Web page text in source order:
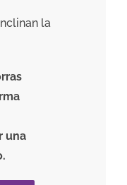
la
una